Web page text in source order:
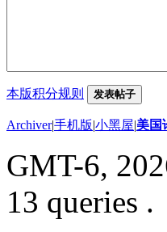
本版积分规则 发表帖子
Archiver|手机版|小黑屋|美国
GMT-6,
13 queries .